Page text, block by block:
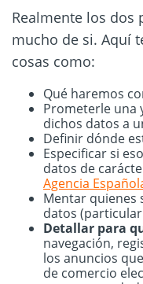
Realmente los dos
mucho de si. Aquí
cosas como:
Qué haremos
Prometerle una
dichos datos a
Definir dónde
Especificar si
datos de
Agencia
Mentar quienes
datos
Detallar para
navegación,
los anuncios
de comercio